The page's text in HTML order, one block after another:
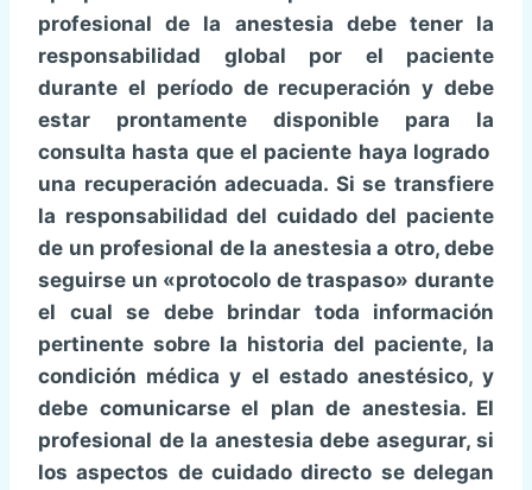
profesional de la anestesia debe tener la
responsabilidad global por el paciente
durante el período de recuperación y debe
estar prontamente disponible para la
consulta hasta que el paciente haya logrado
una recuperación adecuada. Si se transfiere
la responsabilidad del cuidado del paciente
de un profesional de la anestesia a otro, debe
seguirse un «protocolo de traspaso» durante
el cual se debe brindar toda información
pertinente sobre la historia del paciente, la
condición médica y el estado anestésico, y
debe comunicarse el plan de anestesia. El
profesional de la anestesia debe asegurar, si
los aspectos de cuidado directo se delegan